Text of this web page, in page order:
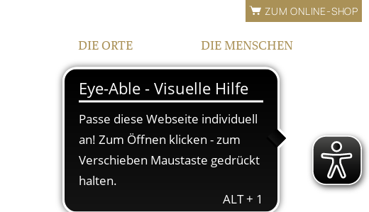
DIE ORTE
LAGEN
BEWÄSSERUNG
IPHOFEN
HOF UND VINOTHEK
DIE MENSCHEN
FAMILIE
TEAM
ÖFFNUNGSZEITEN
ZUM ONLINE-SHOP